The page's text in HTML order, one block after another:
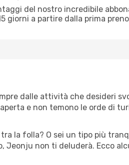
del nostro incredibile
giorni a partire dalla prima
dalle attività che desideri
e non temono le orde di
la folla? O sei un tipo più
Jeonju non ti deluderà. Ecco